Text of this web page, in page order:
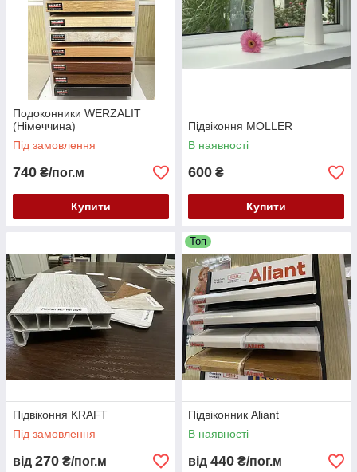
Подоконники WERZALIT
(Німеччина)
Під замовлення
740 ₴/пог.м
Купити
Підвіконня MOLLER
В наявності
600 ₴
Купити
Підвіконня KRAFT
Під замовлення
від 270 ₴/пог.м
Топ
Підвіконник Aliant
В наявності
від 440 ₴/пог.м